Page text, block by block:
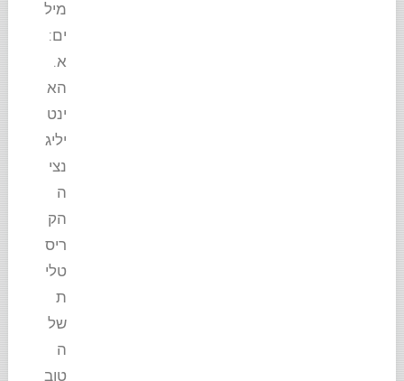
מיל
ים:
א.
הא
ינט
יליג
נצי
ה
הק
ריס
טלי
ת
של
ה
טוב